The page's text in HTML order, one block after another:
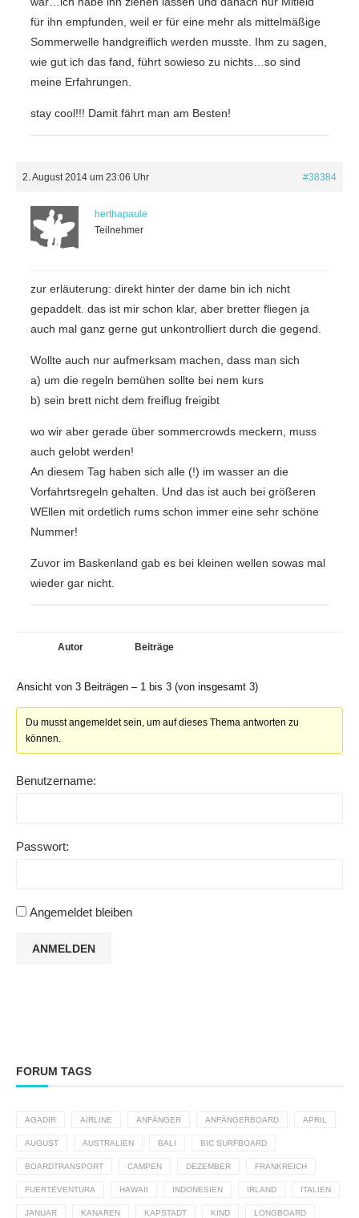
für ihn empfunden, weil er für eine mehr als mittelmäßige
Sommerwelle handgreiflich werden musste. Ihm zu sagen,
wie gut ich das fand, führt sowieso zu nichts…so sind
meine Erfahrungen.
stay cool!!! Damit fährt man am Besten!
2. August 2014 um 23:06 Uhr #38384
herthapaule
Teilnehmer
zur erläuterung: direkt hinter der dame bin ich nicht
gepaddelt. das ist mir schon klar, aber bretter fliegen ja
auch mal ganz gerne gut unkontrolliert durch die gegend.
Wollte auch nur aufmerksam machen, dass man sich
a) um die regeln bemühen sollte bei nem kurs
b) sein brett nicht dem freiflug freigibt
wo wir aber gerade über sommercrowds meckern, muss
auch gelobt werden!
An diesem Tag haben sich alle (!) im wasser an die
Vorfahrtsregeln gehalten. Und das ist auch bei größeren
WEllen mit ordetlich rums schon immer eine sehr schöne
Nummer!
Zuvor im Baskenland gab es bei kleinen wellen sowas mal
wieder gar nicht.
Autor Beiträge
Ansicht von 3 Beiträgen – 1 bis 3 (von insgesamt 3)
Du musst angemeldet sein, um auf dieses Thema antworten zu
können.
Benutzername:
Passwort:
Angemeldet bleiben
ANMELDEN
FORUM TAGS
AGADIR AIRLINE ANFÄNGER ANFÄNGERBOARD APRIL
AUGUST AUSTRALIEN BALI BIC SURFBOARD
BOARDTRANSPORT CAMPEN DEZEMBER FRANKREICH
FUERTEVENTURA HAWAII INDONESIEN IRLAND ITALIEN
JANUAR KANAREN KAPSTADT KIND LONGBOARD